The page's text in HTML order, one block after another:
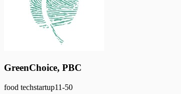
GreenChoice, PBC
food techstartup11-50